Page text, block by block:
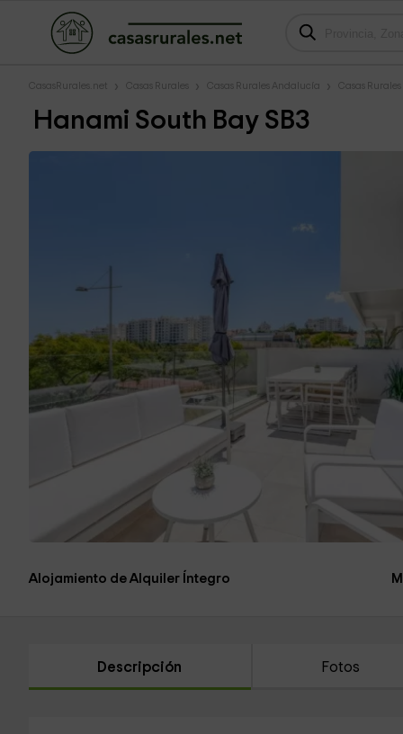
CasasRurales.net Casas Rurales Casas Rurales Andalucía Casas
Hanami South Bay SB3
Alojamiento de Alquiler Íntegro
Descripción Fotos